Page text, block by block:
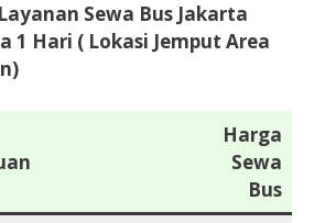
Sewa Bus Jakarta
1 Hari ( Lokasi Jemput Area
Harga
Sewa
Bus